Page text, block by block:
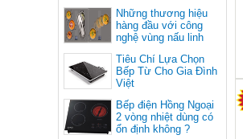
Những thương hiệu
hàng đầu với công
nghệ vùng nấu linh
Tiêu Chí Lựa Chọn
Bếp Từ Cho Gia Đình
Việt
Bếp điện Hồng Ngoại
2 vòng nhiệt dùng có
ổn định không ?